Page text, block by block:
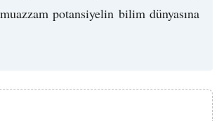
potansiyelin bilim dünyasına